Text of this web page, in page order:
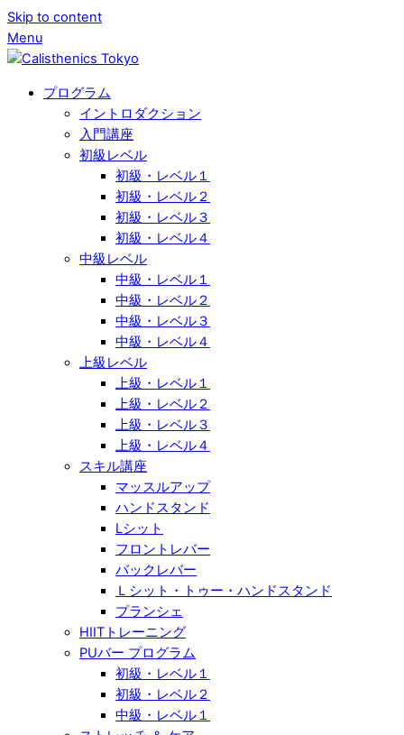
Skip to content
Menu
プログラム
イントロダクション
入門講座
初級レベル
初級・レベル１
初級・レベル２
初級・レベル３
初級・レベル４
中級レベル
中級・レベル１
中級・レベル２
中級・レベル３
中級・レベル４
上級レベル
上級・レベル１
上級・レベル２
上級・レベル３
上級・レベル４
スキル講座
マッスルアップ
ハンドスタンド
Lシット
フロントレバー
バックレバー
Ｌシット・トゥー・ハンドスタンド
プランシェ
HIITトレーニング
PUバー プログラム
初級・レベル１
初級・レベル２
中級・レベル１